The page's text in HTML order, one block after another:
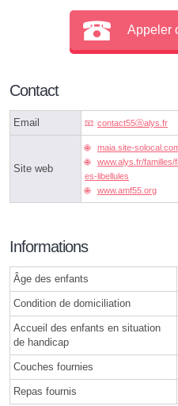
Appeler
Contact
Email contact55ⓐalys.fr
Site web
maia.site-
www.alys.fr/
es-libellules
www.amf55.org
Informations
Âge des enfants
Condition de domiciliation
Accueil des enfants en situation
de handicap
Couches fournies
Repas fournis